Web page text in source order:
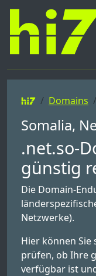
Domains
Somalia,
.net.so-
günstig
Die Domain-
Netzwerke).
Hier können
prüfen, ob Ihre
verfügbar ist